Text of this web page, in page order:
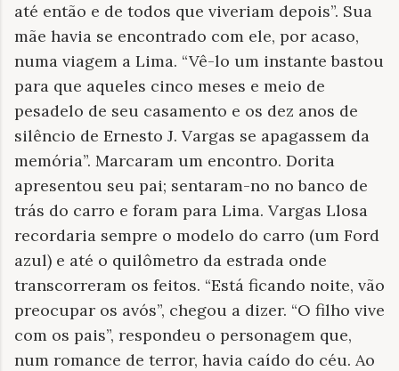
até então e de todos que viveriam depois”. Sua
mãe havia se encontrado com ele, por acaso,
numa viagem a Lima. “Vê-lo um instante bastou
para que aqueles cinco meses e meio de
pesadelo de seu casamento e os dez anos de
silêncio de Ernesto J. Vargas se apagassem da
memória”. Marcaram um encontro. Dorita
apresentou seu pai; sentaram-no no banco de
trás do carro e foram para Lima. Vargas Llosa
recordaria sempre o modelo do carro (um Ford
azul) e até o quilômetro da estrada onde
transcorreram os feitos. “Está ficando noite, vão
preocupar os avós”, chegou a dizer. “O filho vive
com os pais”, respondeu o personagem que,
num romance de terror, havia caído do céu. Ao